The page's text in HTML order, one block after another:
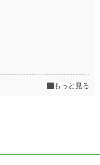
もっと見る